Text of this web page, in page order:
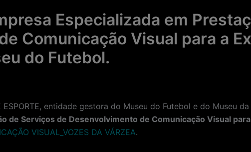
Especializada em
Comunicação Visual para a
do Futebol.
ESPORTE, entidade gestora do Museu do Futebol e do Museu
de Serviços de Desenvolvimento de Comunicação Visual
VISUAL_VOZES DA VÁRZEA.